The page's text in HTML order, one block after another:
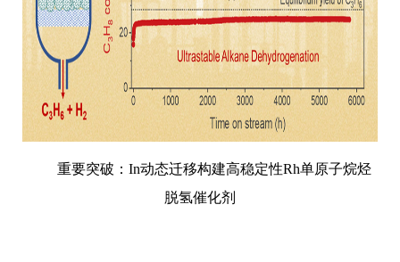
重要突破：In动态迁移构建高稳定性Rh单原子烷烃
脱氢催化剂